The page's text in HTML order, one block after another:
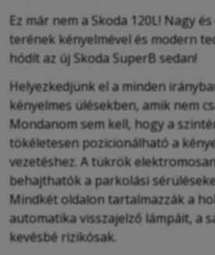
Ez már nem a Skoda 120L! Nagy és
terének kényelmével és modern
hódít az új Skoda SuperB sedan!
Helyezkedjünk el a minden
kényelmes ülésekben, amik nem
Mondanom sem kell, hogy a
tökéletesen pozicionálható a
vezetéshez. A tükrök
behajthatók a parkolási
Mindkét oldalon tartalmazzák a
automatika visszajelző lámpáit, a
kevésbé rizikósak.